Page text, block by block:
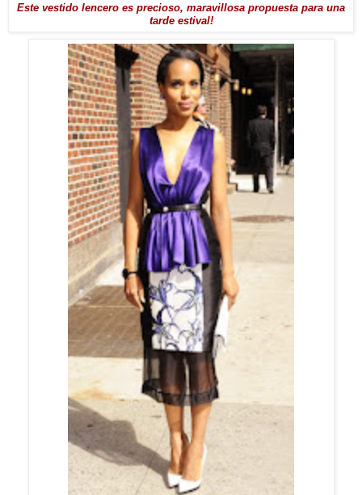
Este vestido lencero es precioso, maravillosa propuesta para una
tarde estival!